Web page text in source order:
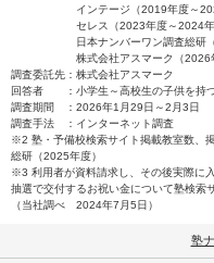
インテージ（2019年度～
セレス（2023年度～2024年
日本ナンバーワン調査総研
株式会社アスマーク（2026
調査委託先：株式会社アスマーク
回答者 ：小学生～高校生の子供を持
調査期間 ：2026年1月29日～2月3日
調査手法 ：インターネット調査
※2 塾・予備校検索サイト掲載教室数、
総研（2025年度）
※3 利用者が資料請求し、その後実際に
抽選で交付するお祝い金について塾検索
（当社調べ 2024年7月5日）
塾